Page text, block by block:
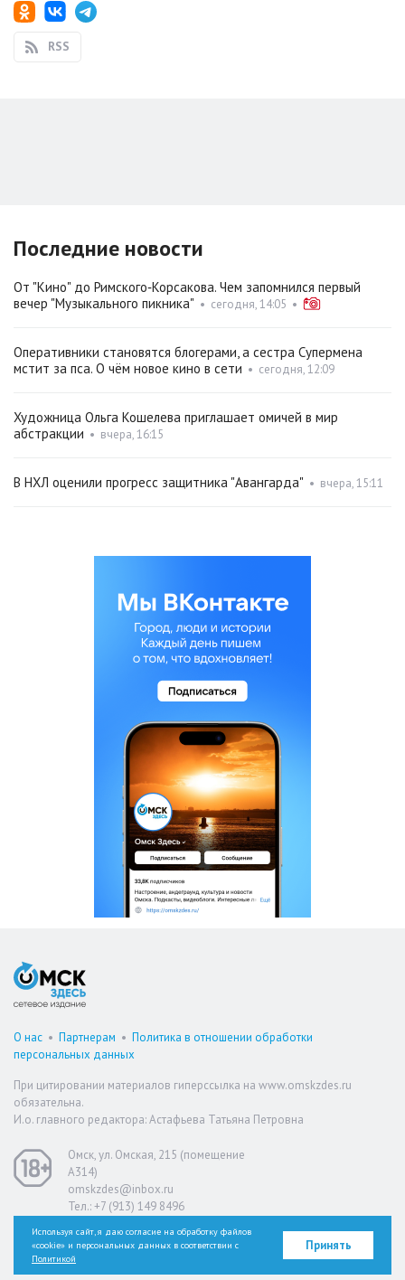
RSS
Последние новости
От "Кино" до Римского‑Корсакова. Чем запомнился первый
вечер "Музыкального пикника" • сегодня, 14:05 •
Оперативники становятся блогерами, а сестра Супермена
мстит за пса. О чём новое кино в сети • сегодня, 12:09
Художница Ольга Кошелева приглашает омичей в мир
абстракции • вчера, 16:15
В НХЛ оценили прогресс защитника "Авангарда" • вчера, 15:11
О нас • Партнерам • Политика в отношении обработки
персональных данных
При цитировании материалов гиперссылка на www.omskzdes.ru
обязательна.
И.о. главного редактора: Астафьева Татьяна Петровна
Омск, ул. Омская, 215 (помещение
А314)
omskzdes@inbox.ru
Тел.: +7 (913) 149 8496
Версия для слабовидящих
Используя сайт, я даю согласие на обработку файлов
«cookie» и персональных данных в соответствии с
Политикой
Принять